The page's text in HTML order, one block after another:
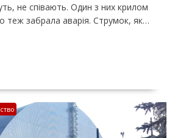
не співають. Один з них крилом
теж забрала аварія. Струмок, як…